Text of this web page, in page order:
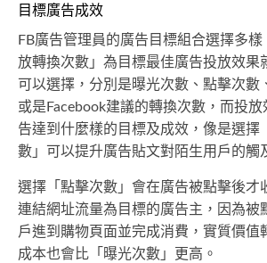
目標廣告成效
FB廣告管理員的廣告目標組合選擇多
放轉換次數」為目標最佳廣告投放效果
可以選擇，分別是曝光次數、點擊次數
或是Facebook建議的轉換次數，而投
告達到什麼樣的目標及成效，像是選擇
數」可以提升廣告貼文對陌生用戶的觸
選擇「點擊次數」會在廣告被點擊後才
連結網址流量為目標的廣告主，因為被
戶進到購物頁面並完成消費，實質價值
成本也會比「曝光次數」更高。